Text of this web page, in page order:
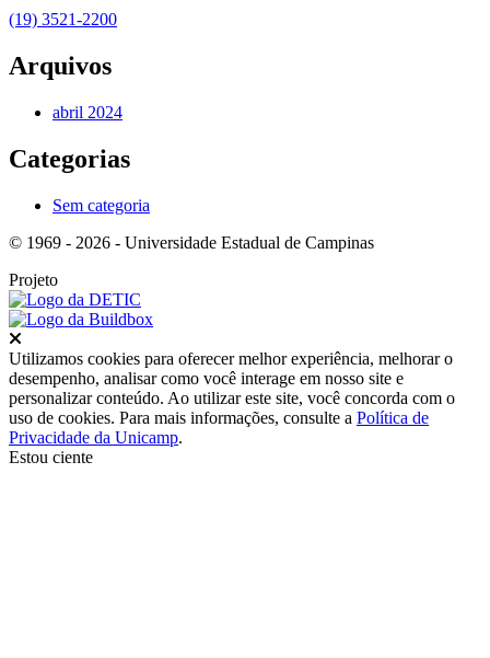
(19) 3521-2200
Arquivos
abril 2024
Categorias
Sem categoria
© 1969 - 2026 - Universidade Estadual de Campinas
Projeto
Utilizamos cookies para oferecer melhor experiência, melhorar o
desempenho, analisar como você interage em nosso site e
personalizar conteúdo. Ao utilizar este site, você concorda com o
uso de cookies. Para mais informações, consulte a Política de
Privacidade da Unicamp.
Estou ciente